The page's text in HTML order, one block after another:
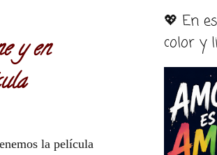
y en
la película
💖 En
color y